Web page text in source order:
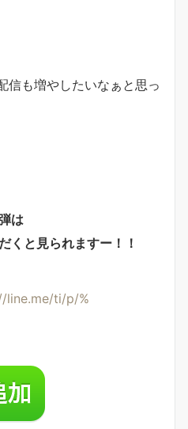
信も増やしたいなぁと思っ
は
くと見られますー！！
line.me/ti/p/%